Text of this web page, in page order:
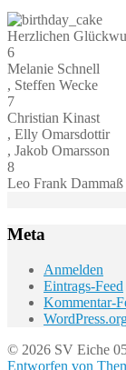
Herzlichen
6
Melanie Schnell
, Steffen Wecke
7
Christian Kinast
, Elly Omarsdottir
, Jakob Omarsson
8
Leo Frank Dammaß
Meta
Anmelden
Eintrags-Feed
Kommentar-
© 2026 SV Eiche
Entworfen von